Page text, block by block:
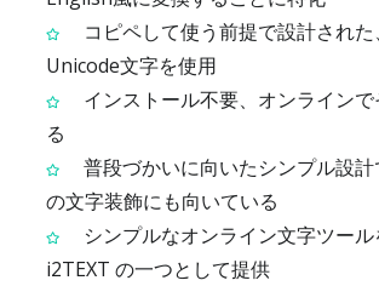
コピペして使う前提で設計され
Unicode文字を使用
インストール不要、オンラインで
る
普段づかいに向いたシンプル設
の文字装飾にも向いている
シンプルなオンライン文字ツール
i2TEXT の一つとして提供